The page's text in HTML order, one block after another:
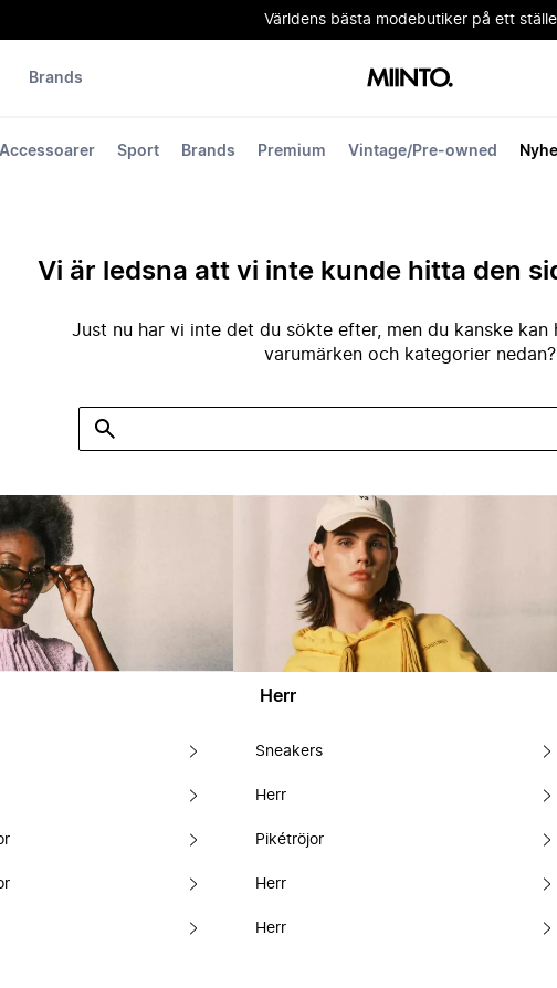
Världens bästa modebutiker på ett ställe
Accessoarer Sport Brands Premium Vintage/Pre-owned
Brands
Vi är ledsna att vi inte kunde hitta den
Just nu har vi inte det du sökte efter, men du kanske kan
varumärken och kategorier nedan?
Herr
Sneakers
Herr
Pikétröjor
Herr
Herr